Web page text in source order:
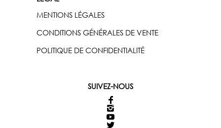
MENTIONS LÉGALES
CONDITIONS GÉNÉRALES DE VENTE
POLITIQUE DE CONFIDENTIALITÉ
SUIVEZ-NOUS